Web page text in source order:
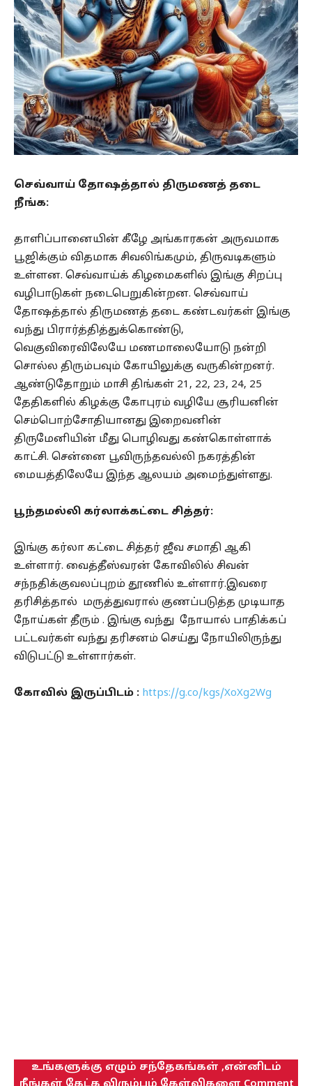
செவ்வாய் தோஷத்தால் திருமணத் தடை
நீங்க:
தாளிப்பானையின் கீழே அங்காரகன் அருவமாக
பூஜிக்கும் விதமாக சிவலிங்கமும், திருவடிகளும்
உள்ளன. செவ்வாய்க் கிழமைகளில் இங்கு சிறப்பு
வழிபாடுகள் நடைபெறுகின்றன. செவ்வாய்
தோஷத்தால் திருமணத் தடை கண்டவர்கள் இங்கு
வந்து பிரார்த்தித்துக்கொண்டு,
வெகுவிரைவிலேயே மணமாலையோடு நன்றி
சொல்ல திரும்பவும் கோயிலுக்கு வருகின்றனர்.
ஆண்டுதோறும் மாசி திங்கள் 21, 22, 23, 24, 25
தேதிகளில் கிழக்கு கோபுரம் வழியே சூரியனின்
செம்பொற்சோதியானது இறைவனின்
திருமேனியின் மீது பொழிவது கண்கொள்ளாக்
காட்சி. சென்னை பூவிருந்தவல்லி நகரத்தின்
மையத்திலேயே இந்த ஆலயம் அமைந்துள்ளது.
பூந்தமல்லி கர்லாக்கட்டை சித்தர்:
இங்கு கர்லா கட்டை சித்தர் ஜீவ சமாதி ஆகி
உள்ளார். வைத்தீஸ்வரன் கோவிலில் சிவன்
சந்நதிக்குவலப்புறம் தூணில் உள்ளார்.இவரை
தரிசித்தால் மருத்துவரால் குணப்படுத்த முடியாத
நோய்கள் தீரும் . இங்கு வந்து நோயால் பாதிக்கப்
பட்டவர்கள் வந்து தரிசனம் செய்து நோயிலிருந்து
விடுபட்டு உள்ளார்கள்.
கோவில் இருப்பிடம் : https://g.co/kgs/XoXg2Wg
உங்களுக்கு எழும் சந்தேகங்கள் ,என்னிடம்